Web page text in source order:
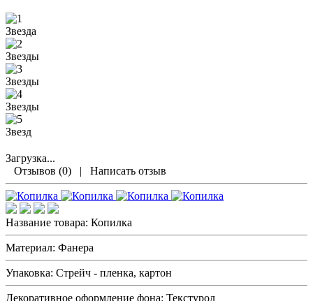
Загрузка...
Отзывов (0) | Написать отзыв
Название товара: Копилка
Материал: Фанера
Упаковка: Стрейч - пленка, картон
Декоративное оформление фона: Текстурол